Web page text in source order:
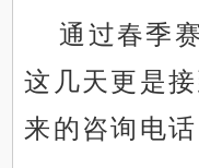
通过春季
这几天更是
来的咨询电话